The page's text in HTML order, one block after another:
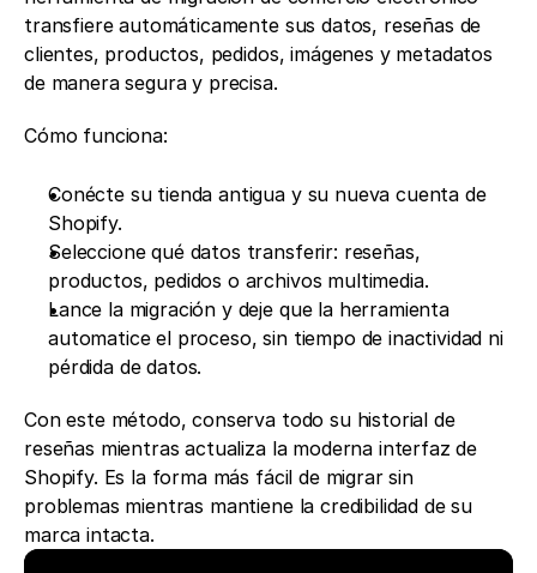
transfiere automáticamente sus datos, reseñas de
clientes, productos, pedidos, imágenes y metadatos
de manera segura y precisa.
Cómo funciona:
Conécte su tienda antigua y su nueva cuenta de
Shopify.
Seleccione qué datos transferir: reseñas,
productos, pedidos o archivos multimedia.
Lance la migración y deje que la herramienta
automatice el proceso, sin tiempo de inactividad ni
pérdida de datos.
Con este método, conserva todo su historial de
reseñas mientras actualiza la moderna interfaz de
Shopify. Es la forma más fácil de migrar sin
problemas mientras mantiene la credibilidad de su
marca intacta.